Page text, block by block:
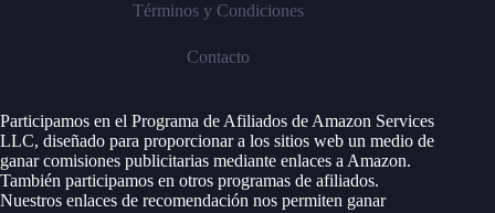
Términos y Condiciones
Contacto
Participamos en el Programa de Afiliados de Amazon Services
LLC, diseñado para proporcionar a los sitios web un medio de
ganar comisiones publicitarias mediante enlaces a Amazon.
También participamos en otros programas de afiliados.
Nuestros enlaces de recomendación nos permiten ganar